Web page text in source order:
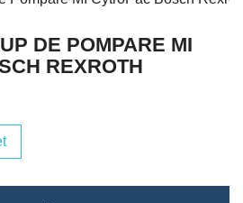
DE POMPARE MI
REXROTH